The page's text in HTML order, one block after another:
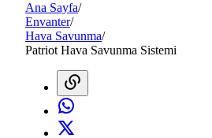
Ana Sayfa/
Envanter/
Hava Savunma/
Patriot Hava Savunma Sistemi